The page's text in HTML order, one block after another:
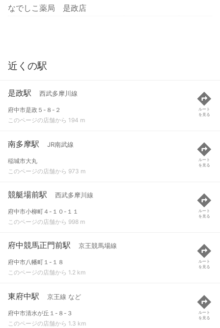
なでしこ薬局 是政店
近くの駅
是政駅 西武多摩川線
府中市是政５-８-２
このページの店舗から 194 m
ルート
を見る
南多摩駅 JR南武線
稲城市大丸
このページの店舗から 973 m
ルート
を見る
競艇場前駅 西武多摩川線
府中市小柳町４-１０-１１
このページの店舗から 998 m
ルート
を見る
府中競馬正門前駅 京王競馬場線
府中市八幡町１-１８
このページの店舗から 1.2 km
ルート
を見る
東府中駅 京王線 など
府中市清水が丘１-８-３
このページの店舗から 1.3 km
ルート
を見る